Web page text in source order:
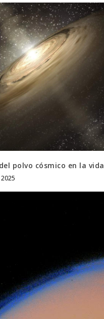
polvo cósmico en la vida